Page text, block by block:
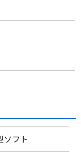
ソフト